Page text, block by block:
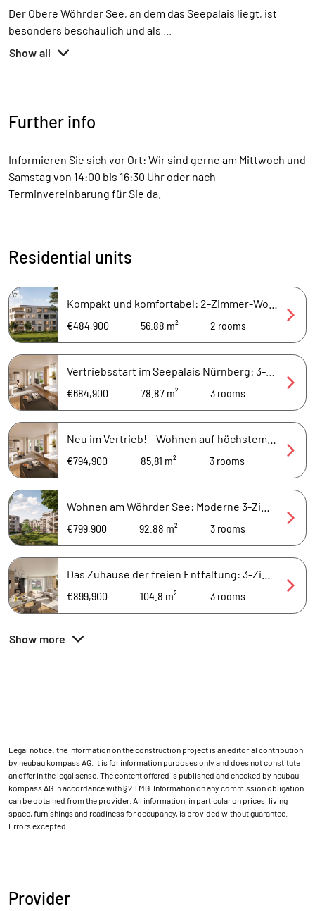
Der Obere Wöhrder See, an dem das Seepalais liegt, ist
besonders beschaulich und als
Show all
Further info
Informieren Sie sich vor Ort: Wir sind gerne am Mittwoch und
Samstag von 14:00 bis 16:30 Uhr oder nach
Terminvereinbarung für Sie da.
Residential units
€484,900
56.88 m² 2 rooms
€684,900
78.87 m² 3 rooms
€794,900
85.81 m² 3 rooms
€799,900
92.88 m² 3 rooms
€899,900
104.8 m² 3 rooms
Show more
Legal notice: the information on the construction project is an editorial contribution
by neubau kompass AG. It is for information purposes only and does not constitute
an offer in the legal sense. The content offered is published and checked by neubau
kompass AG in accordance with § 2 TMG. Information on any commission obligation
can be obtained from the provider. All information, in particular on prices, living
space, furnishings and readiness for occupancy, is provided without guarantee.
Errors excepted.
Provider